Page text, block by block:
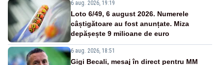
6 aug. 2026, 19:19
Loto 6/49, 6 august 2026. Numerele
câștigătoare au fost anunțate. Miza
depășește 9 milioane de euro
6 aug. 2026, 18:51
Gigi Becali, mesaj în direct pentru MM